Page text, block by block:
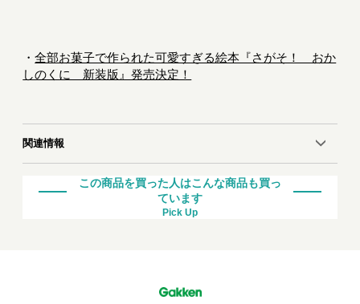
・全部お菓子で作られた可愛すぎる絵本『さがそ！ おか
しのくに 新装版』発売決定！
関連情報
この商品を買った人はこんな商品も買っ
ています
Pick Up